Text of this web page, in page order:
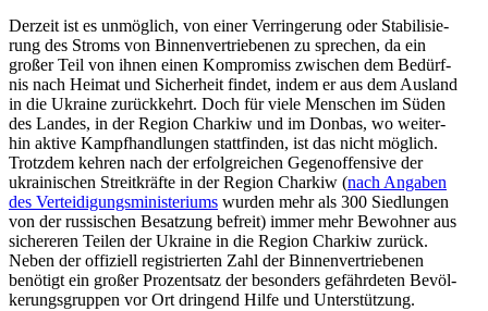
Derzeit ist es unmög­lich, von einer Ver­rin­ge­rung oder Sta­bi­li­sie­
rung des Stroms von Bin­nen­ver­trie­be­nen zu spre­chen, da ein
großer Teil von ihnen einen Kom­pro­miss zwi­schen dem Bedürf­
nis nach Heimat und Sicher­heit findet, indem er aus dem Ausland
in die Ukraine zurück­kehrt. Doch für viele Men­schen im Süden
des Landes, in der Region Charkiw und im Donbas, wo wei­ter­
hin aktive Kampf­hand­lun­gen statt­fin­den, ist das nicht möglich.
Trotz­dem kehren nach der erfolg­rei­chen Gegen­of­fen­sive der
ukrai­ni­schen Streit­kräfte in der Region Charkiw (nach Angaben
des Ver­tei­di­gungs­mi­nis­te­ri­ums wurden mehr als 300 Sied­lun­gen
von der rus­si­schen Besat­zung befreit) immer mehr Bewoh­ner aus
siche­re­ren Teilen der Ukraine in die Region Charkiw zurück.
Neben der offi­zi­ell regis­trier­ten Zahl der Bin­nen­ver­trie­be­nen
benö­tigt ein großer Pro­zent­satz der beson­ders gefähr­de­ten Bevöl­
ke­rungs­grup­pen vor Ort drin­gend Hilfe und Unterstützung.